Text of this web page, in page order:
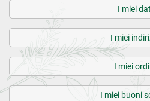
I miei
I miei
I miei
I miei buoni